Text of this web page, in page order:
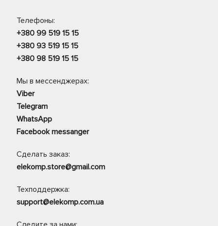
Телефоны:
+380 99 519 15 15
+380 93 519 15 15
+380 98 519 15 15
Мы в мессенджерах:
Viber
Telegram
WhatsApp
Facebook messanger
Сделать заказ:
elekomp.store@gmail.com
Техподдержка:
support@elekomp.com.ua